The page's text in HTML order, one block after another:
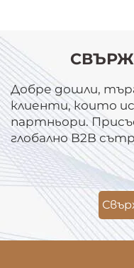
Добре дошли,
клиенти, които
партньори.
глобално B2B